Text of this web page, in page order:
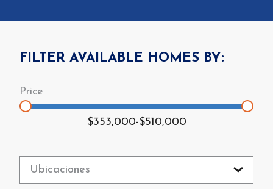
FILTER AVAILABLE HOMES BY:
$353,000-$510,000
Ubicaciones